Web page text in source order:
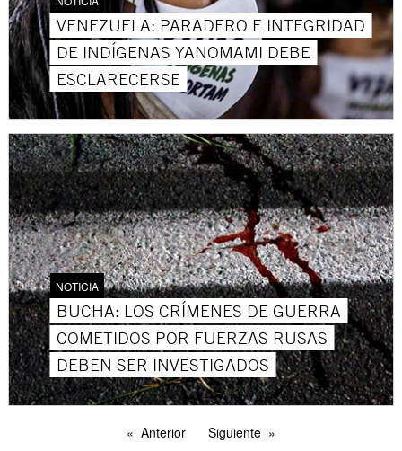
VENEZUELA: PARADERO E INTEGRIDAD
DE INDÍGENAS YANOMAMI DEBE
ESCLARECERSE
NOTICIA
BUCHA: LOS CRÍMENES DE GUERRA
COMETIDOS POR FUERZAS RUSAS
DEBEN SER INVESTIGADOS
Anterior Siguiente